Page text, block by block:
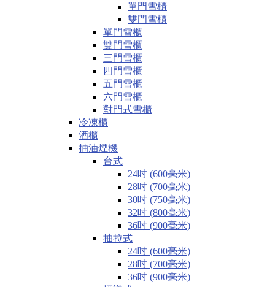
單門雪櫃
雙門雪櫃
單門雪櫃
雙門雪櫃
三門雪櫃
四門雪櫃
五門雪櫃
六門雪櫃
對門式雪櫃
冷凍櫃
酒櫃
抽油煙機
台式
24吋 (600毫米)
28吋 (700毫米)
30吋 (750毫米)
32吋 (800毫米)
36吋 (900毫米)
抽拉式
24吋 (600毫米)
28吋 (700毫米)
36吋 (900毫米)